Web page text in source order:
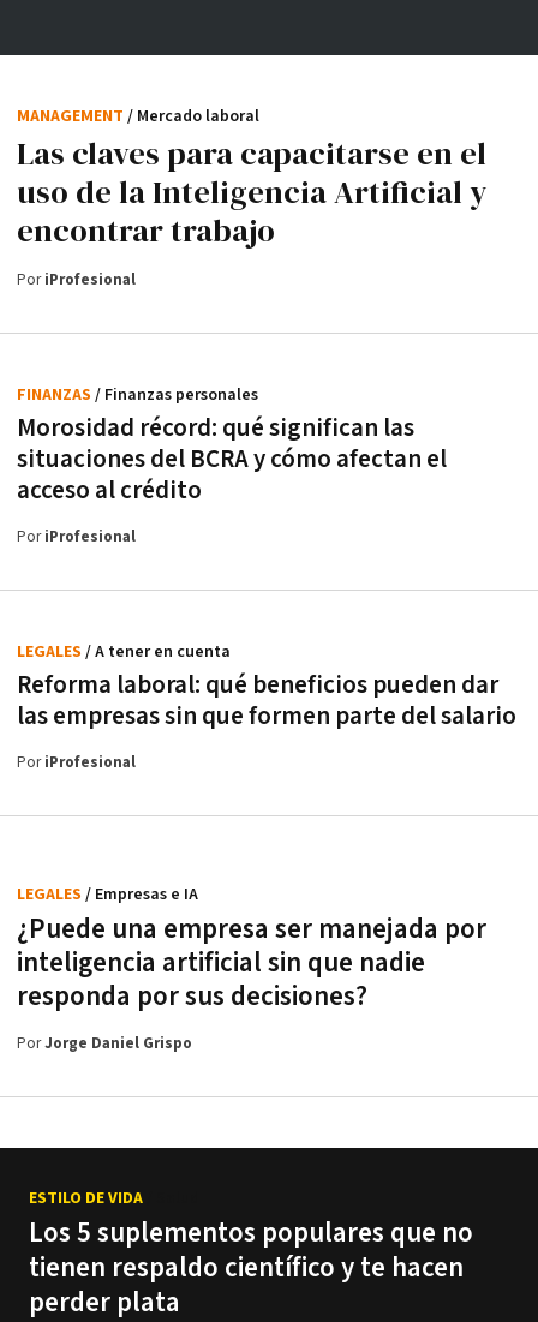
Las claves para capacitarse en el
uso de la Inteligencia Artificial y
encontrar trabajo
MANAGEMENT / Mercado laboral
PoriProfesional
Morosidad récord: qué significan las
situaciones del BCRA y cómo afectan el
acceso al crédito
FINANZAS / Finanzas personales
PoriProfesional
Reforma laboral: qué beneficios pueden dar
las empresas sin que formen parte del salario
LEGALES / A tener en cuenta
PoriProfesional
¿Puede una empresa ser manejada por
inteligencia artificial sin que nadie
responda por sus decisiones?
LEGALES / Empresas e IA
PorJorge Daniel Grispo
Los 5 suplementos populares que no
tienen respaldo científico y te hacen
perder plata
ESTILO DE VIDA